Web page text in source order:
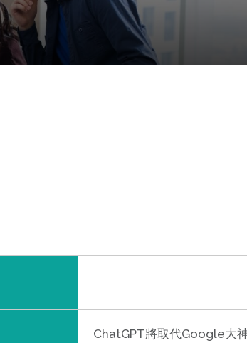
ChatGPT將取代Google大